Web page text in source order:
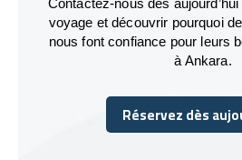
voyage et découvrir pourquoi
nous font confiance pour leurs
à Ankara.
Réservez dès
Réservez dès